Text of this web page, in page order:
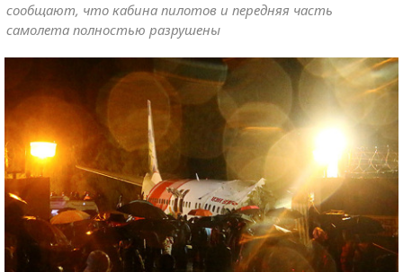
сообщают, что кабина пилотов и передняя часть
самолета полностью разрушены